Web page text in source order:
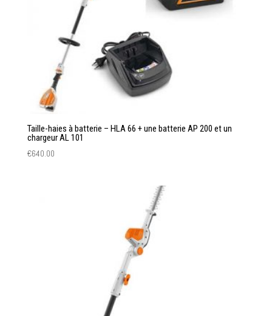
Taille-haies à batterie – HLA 66 + une batterie AP 200 et un
chargeur AL 101
€640.00